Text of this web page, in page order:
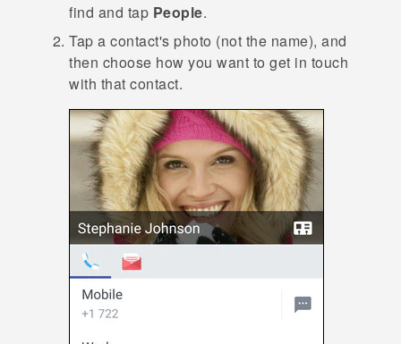
HỖ TRỢfind and tap People.
Tap a contact's photo (not the name), and
then choose how you want to get in touch
with that contact.